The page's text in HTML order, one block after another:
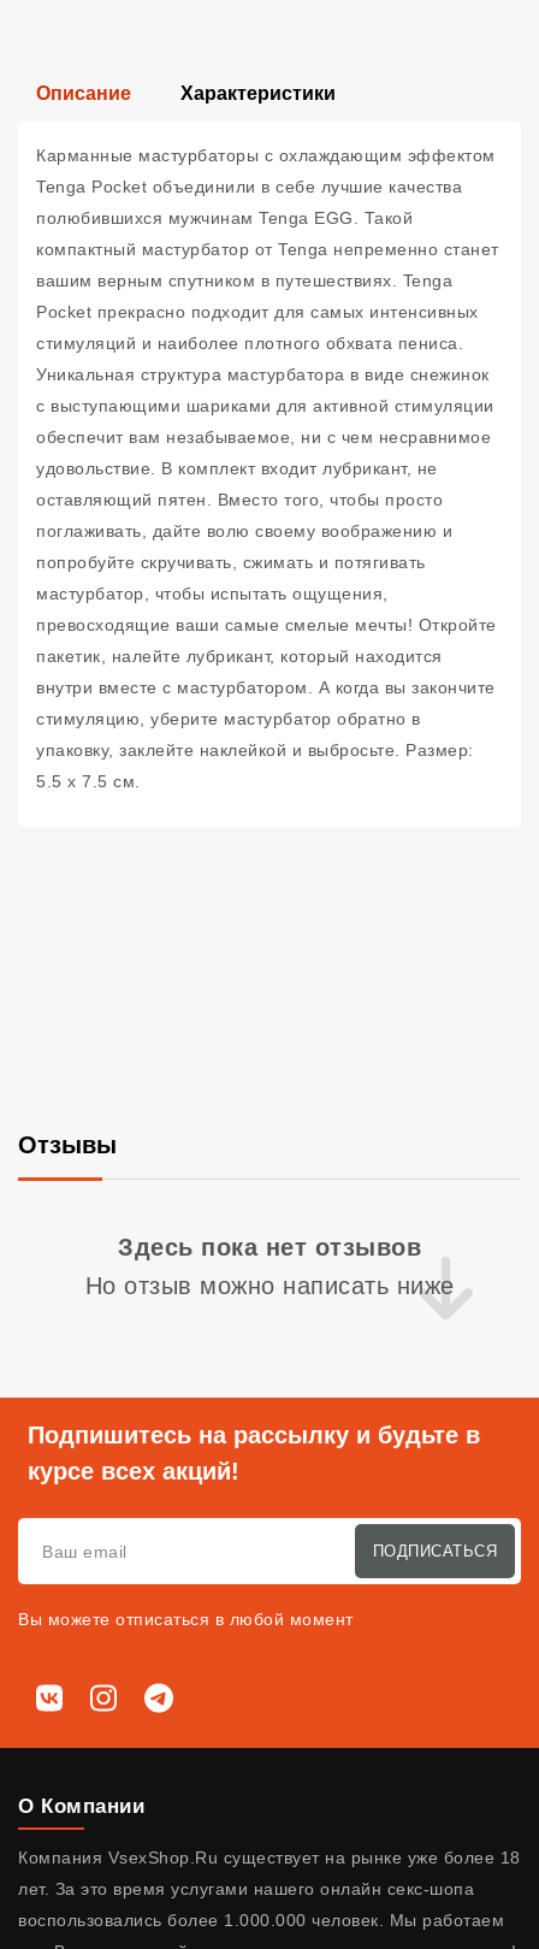
Описание Характеристики
Карманные мастурбаторы c охлаждающим эффектом
Tenga Pocket объединили в себе лучшие качества
полюбившихся мужчинам Tenga EGG. Такой
компактный мастурбатор от Tenga непременно станет
вашим верным спутником в путешествиях. Tenga
Pocket прекрасно подходит для самых интенсивных
стимуляций и наиболее плотного обхвата пениса.
Уникальная структура мастурбатора в виде снежинок
с выступающими шариками для активной стимуляции
обеспечит вам незабываемое, ни с чем несравнимое
удовольствие. В комплект входит лубрикант, не
оставляющий пятен. Вместо того, чтобы просто
поглаживать, дайте волю своему воображению и
попробуйте скручивать, сжимать и потягивать
мастурбатор, чтобы испытать ощущения,
превосходящие ваши самые смелые мечты! Откройте
пакетик, налейте лубрикант, который находится
внутри вместе с мастурбатором. А когда вы закончите
стимуляцию, уберите мастурбатор обратно в
упаковку, заклейте наклейкой и выбросьте. Размер:
5.5 х 7.5 см.
Отзывы
Здесь пока нет отзывов
Но отзыв можно написать ниже
Подпишитесь на рассылку и будьте в
курсе всех акций!
ПОДПИСАТЬСЯ
Вы можете отписаться в любой момент
Мы в соц. сетях
ВКонтактеInstagramTelegram
О Компании
Компания VsexShop.Ru существует на рынке уже более 18
лет. За это время услугами нашего онлайн секс-шопа
воспользовались более 1.000.000 человек. Мы работаем